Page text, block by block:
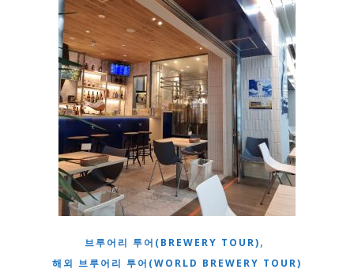
브루어리 투어(BREWERY TOUR),
해외 브루어리 투어(WORLD BREWERY TOUR)